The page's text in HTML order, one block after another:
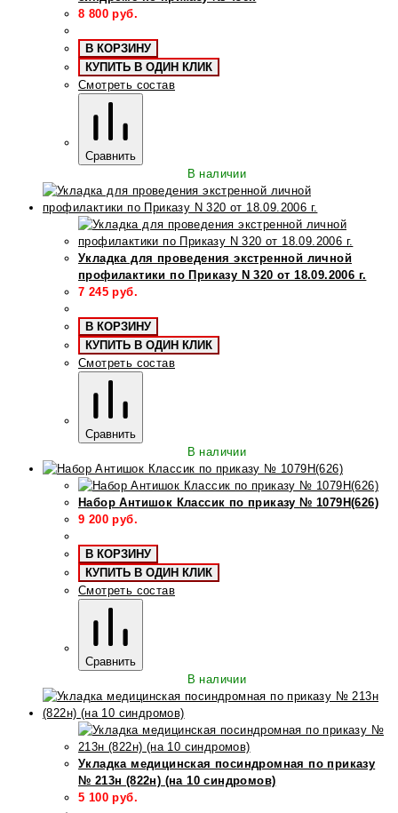
8 800 руб.
В КОРЗИНУ
КУПИТЬ В ОДИН КЛИК
Смотреть состав
Сравнить
В наличии
Укладка для проведения экстренной личной
профилактики по Приказу N 320 от 18.09.2006 г.
7 245 руб.
В КОРЗИНУ
КУПИТЬ В ОДИН КЛИК
Смотреть состав
Сравнить
В наличии
Набор Антишок Классик по приказу № 1079Н(626)
9 200 руб.
В КОРЗИНУ
КУПИТЬ В ОДИН КЛИК
Смотреть состав
Сравнить
В наличии
Укладка медицинская посиндромная по приказу
№ 213н (822н) (на 10 синдромов)
5 100 руб.